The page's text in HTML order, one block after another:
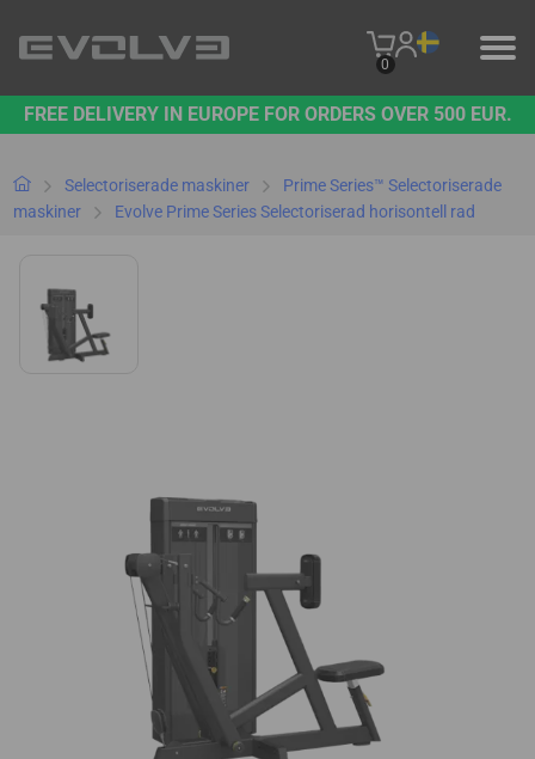
0
PRODUKTER
VÅRT VARUMÄRKE
B2B PLATFORM
FREE DELIVERY IN EUROPE FOR ORDERS OVER 500 EUR.
Selectoriserade maskiner
Prime Series™ Selectoriserade
maskiner
Evolve Prime Series Selectoriserad horisontell rad